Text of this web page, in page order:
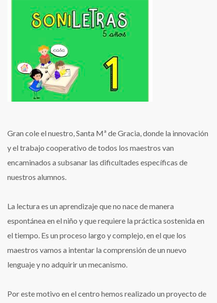
Gran cole el nuestro, Santa Mª de Gracia, donde la innovación
y el trabajo cooperativo de todos los maestros van
encaminados a subsanar las dificultades específicas de
nuestros alumnos.
La lectura es un aprendizaje que no nace de manera
espontánea en el niño y que requiere la práctica sostenida en
el tiempo. Es un proceso largo y complejo, en el que los
maestros vamos a intentar la comprensión de un nuevo
lenguaje y no adquirir un mecanismo.
Por este motivo en el centro hemos realizado un proyecto de